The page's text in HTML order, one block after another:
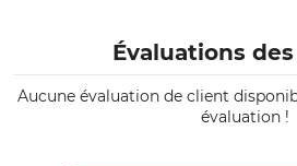
Évaluations
Aucune évaluation de client
évaluation !